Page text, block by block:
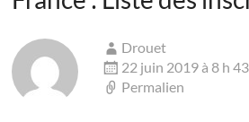
Drouet
22 juin 2019 à 8 h
Permalien